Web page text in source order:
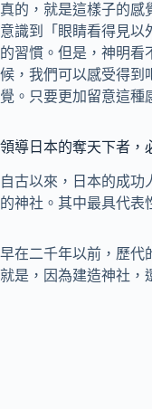
真的，就是這樣子的感
意識到「眼睛看得見以
的習慣。但是，神明看
候，我們可以感受得到
覺。只要更加留意這種
領導日本的奪天下者，
自古以來，日本的成功
的神社。其中最具代表
早在二千年以前，歷代
就是，因為建造神社，